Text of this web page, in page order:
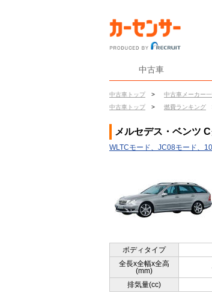
中古車
中古車トップ > 中古車メーカー
中古車トップ
> 燃費ランキング
メルセデス・ベンツ
WLTCモード、JC08モード、
ボディタイプ
全長x全幅x全高
(mm)
排気量(cc)